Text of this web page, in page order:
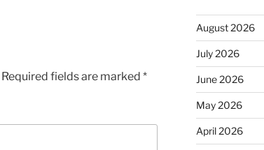
Required fields are marked *
August 2026
July 2026
June 2026
May 2026
April 2026